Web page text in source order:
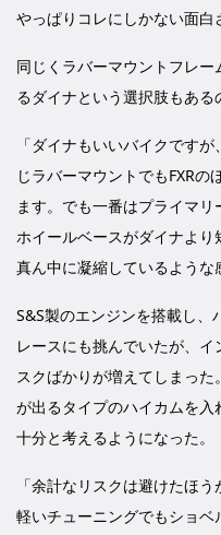
やっぱりコレにしかない面白
同じくラバーマウントフレ
るダイナという選択肢もある
「ダイナもいいバイクです
じラバーマウントでもFXRの
ます。でも一番はプライマ
ホイールベースがダイナよ
真ん中に凝縮しているような
S&S製のエンジンを搭載し
レースにも挑んでいたが、
スクばかりが増えてしまっ
が出るタイプのハイカムを
十分と考えるようになった。
「余計なリスクは避けたほ
軽いチューニングでもショ